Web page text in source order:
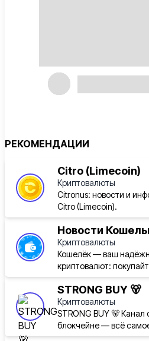
РЕКОМЕНДАЦИИ
Citro (Limecoin)
Криптовалюты
Citronus: новости и
Citro (Limecoin).
Новости
Криптовалюты
Кошелёк — ваш
криптовалют:
STRONG BUY 🐻
Криптовалюты
STRONG BUY 🐻 Канал
блокчейне — всё